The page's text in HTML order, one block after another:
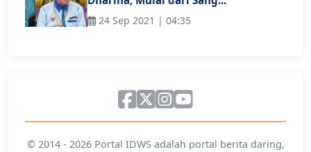
24 Sep 2021 | 04:35
© 2014 - 2026 Portal IDWS adalah portal berita daring,